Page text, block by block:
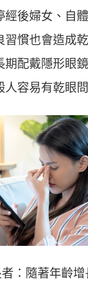
經後婦女、自
習慣也會造成
期配戴隱形眼
容易有乾眼問
：隨著年齡